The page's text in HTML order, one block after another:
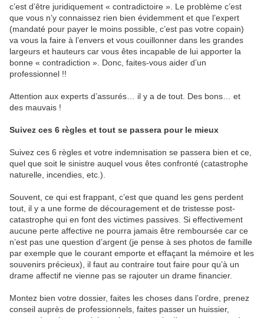
c’est d’être juridiquement « contradictoire ». Le problème c’est
que vous n’y connaissez rien bien évidemment et que l’expert
(mandaté pour payer le moins possible, c’est pas votre copain)
va vous la faire à l’envers et vous couillonner dans les grandes
largeurs et hauteurs car vous êtes incapable de lui apporter la
bonne « contradiction ». Donc, faites-vous aider d’un
professionnel !!
Attention aux experts d’assurés… il y a de tout. Des bons… et
des mauvais !
Suivez ces 6 règles et tout se passera pour le mieux
Suivez ces 6 règles et votre indemnisation se passera bien et ce,
quel que soit le sinistre auquel vous êtes confronté (catastrophe
naturelle, incendies, etc.).
Souvent, ce qui est frappant, c’est que quand les gens perdent
tout, il y a une forme de découragement et de tristesse post-
catastrophe qui en font des victimes passives. Si effectivement
aucune perte affective ne pourra jamais être remboursée car ce
n’est pas une question d’argent (je pense à ses photos de famille
par exemple que le courant emporte et effaçant la mémoire et les
souvenirs précieux), il faut au contraire tout faire pour qu’à un
drame affectif ne vienne pas se rajouter un drame financier.
Montez bien votre dossier, faites les choses dans l’ordre, prenez
conseil auprès de professionnels, faites passer un huissier,